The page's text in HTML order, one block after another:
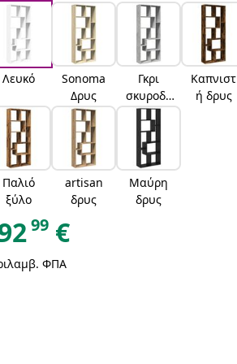
Λευκό
Sonoma
Δρυς
Γκρι
σκυροδέ
ματος
Καπνιστ
ή δρυς
Παλιό
ξύλο
artisan
δρυς
Μαύρη
δρυς
99 €
ΦΠΑ